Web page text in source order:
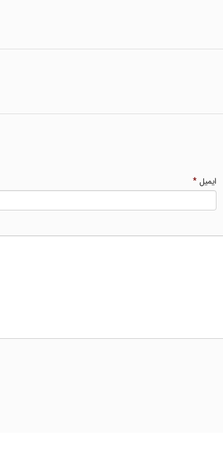
ایمیل*